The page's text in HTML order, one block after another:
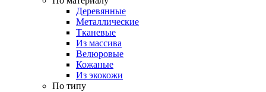
Деревянные
Металлические
Тканевые
Из массива
Велюровые
Кожаные
Из экокожи
По типу